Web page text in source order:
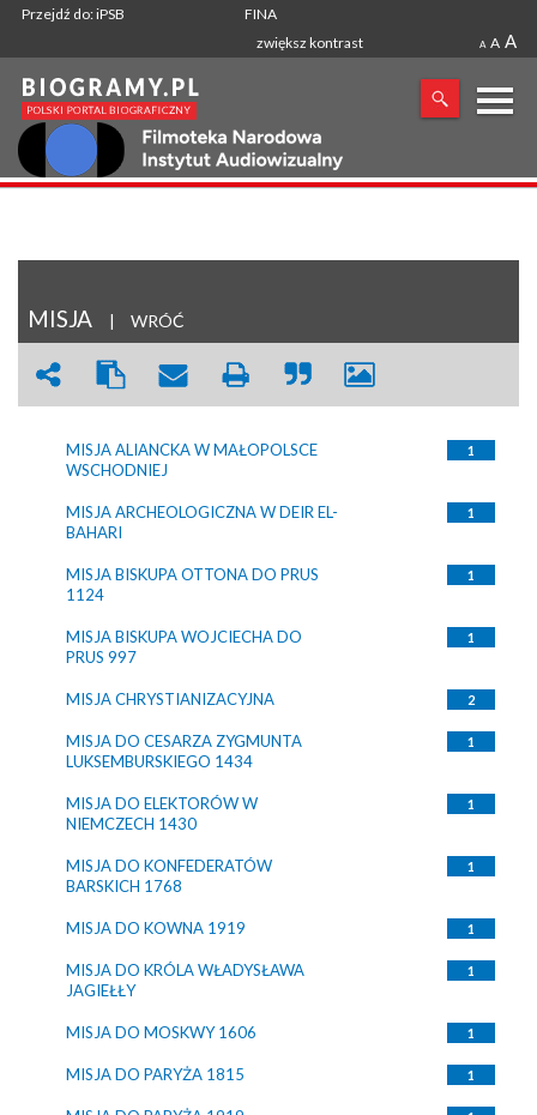
Przejdź do: iPSB
FINA
zwiększ kontrast
A A A
X
MISJA | WRÓĆ
MISJA ALIANCKA W MAŁOPOLSCE
WSCHODNIEJ
1
MISJA ARCHEOLOGICZNA W DEIR EL-
BAHARI
1
MISJA BISKUPA OTTONA DO PRUS
1124
1
MISJA BISKUPA WOJCIECHA DO
PRUS 997
1
MISJA CHRYSTIANIZACYJNA 2
MISJA DO CESARZA ZYGMUNTA
LUKSEMBURSKIEGO 1434
1
MISJA DO ELEKTORÓW W
NIEMCZECH 1430
1
MISJA DO KONFEDERATÓW
BARSKICH 1768
1
MISJA DO KOWNA 1919 1
MISJA DO KRÓLA WŁADYSŁAWA
JAGIEŁŁY
1
MISJA DO MOSKWY 1606 1
MISJA DO PARYŻA 1815 1